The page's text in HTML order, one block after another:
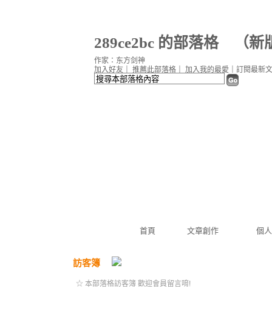
289ce2bc 的部落格（新
首頁 文章創作 個
加入好友 推薦此部落格 加入我的最愛 訂閱最新
作家：东方剑神
訪客簿
☆ 本部落格訪客簿 歡迎會員留言唷!